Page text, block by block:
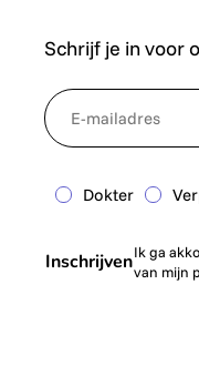
Schrijf je in voor
NewsletterEmail
Dokter
InschrijvenIk ga
van mijn